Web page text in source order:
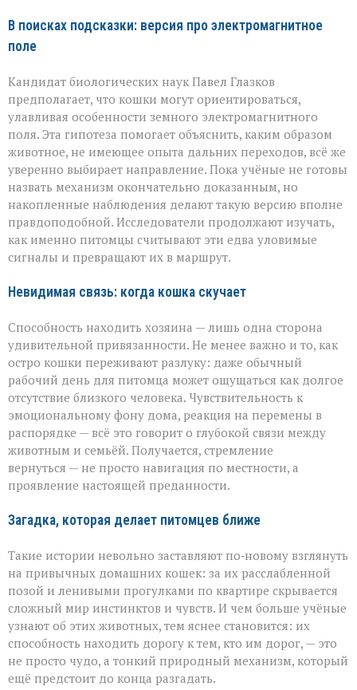
В поисках подсказки: версия про электромагнитное
поле
Кандидат биологических наук Павел Глазков
предполагает, что кошки могут ориентироваться,
улавливая особенности земного электромагнитного
поля. Эта гипотеза помогает объяснить, каким образом
животное, не имеющее опыта дальних переходов, всё же
уверенно выбирает направление. Пока учёные не готовы
назвать механизм окончательно доказанным, но
накопленные наблюдения делают такую версию вполне
правдоподобной. Исследователи продолжают изучать,
как именно питомцы считывают эти едва уловимые
сигналы и превращают их в маршрут.
Невидимая связь: когда кошка скучает
Способность находить хозяина — лишь одна сторона
удивительной привязанности. Не менее важно и то, как
остро кошки переживают разлуку: даже обычный
рабочий день для питомца может ощущаться как долгое
отсутствие близкого человека. Чувствительность к
эмоциональному фону дома, реакция на перемены в
распорядке — всё это говорит о глубокой связи между
животным и семьёй. Получается, стремление
вернуться — не просто навигация по местности, а
проявление настоящей преданности.
Загадка, которая делает питомцев ближе
Такие истории невольно заставляют по‑новому взглянуть
на привычных домашних кошек: за их расслабленной
позой и ленивыми прогулками по квартире скрывается
сложный мир инстинктов и чувств. И чем больше учёные
узнают об этих животных, тем яснее становится: их
способность находить дорогу к тем, кто им дорог, — это
не просто чудо, а тонкий природный механизм, который
ещё предстоит до конца разгадать.